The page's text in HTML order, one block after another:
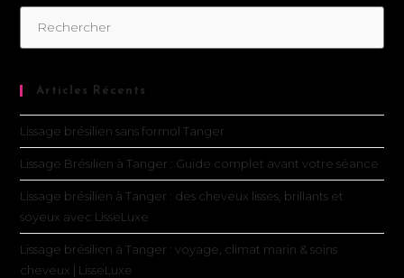
Articles Récents
Lissage brésilien sans formol Tanger
Lissage Brésilien à Tanger : Guide complet avant votre séance
Lissage brésilien à Tanger : des cheveux lisses, brillants et
soyeux avec LisseLuxe
Lissage brésilien à Tanger : voyage, climat marin & soins
cheveux | LisseLuxe